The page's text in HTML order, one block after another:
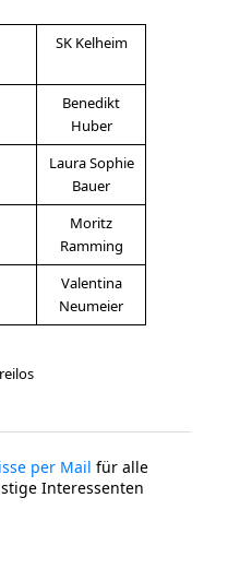
SK Kelheim
Benedikt
Huber
Laura Sophie
Bauer
Moritz
Ramming
Valentina
Neumeier
per Mail für alle
Interessenten